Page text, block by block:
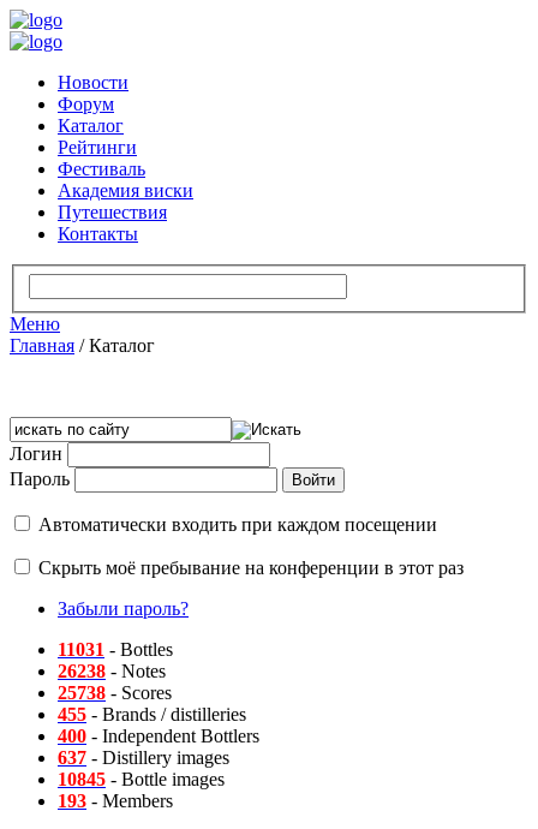
Новости
Форум
Каталог
Рейтинги
Фестиваль
Академия виски
Путешествия
Контакты
Меню
Главная /Каталог
Логин
Пароль
Автоматически входить при каждом посещении
Скрыть моё пребывание на конференции в этот раз
Забыли пароль?
11031 - Bottles
26238 - Notes
25738 - Scores
455 - Brands / distilleries
400 - Independent Bottlers
637 - Distillery images
10845 - Bottle images
193 - Members